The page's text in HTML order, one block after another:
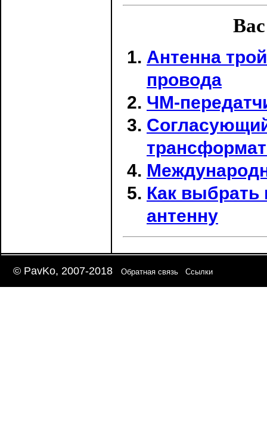
Антенна
провода
ЧМ-
Как выбрать
антенну
© PavKo, 2007-2018 Обратная связь Ссылки